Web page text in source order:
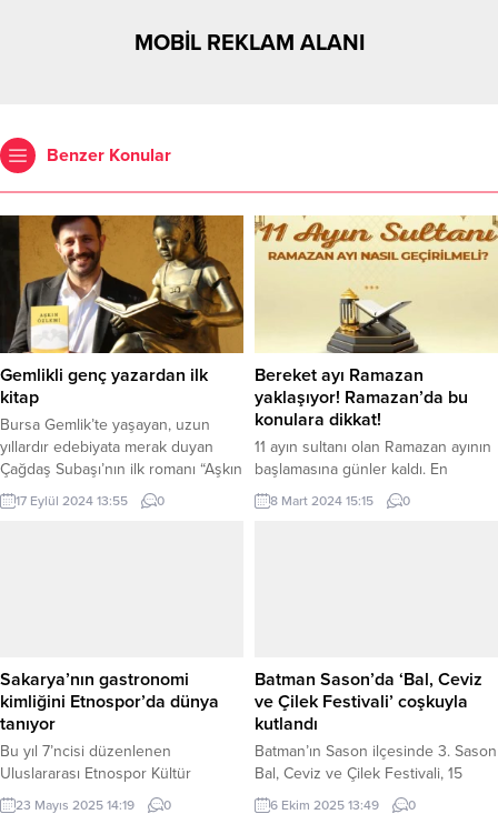
MOBİL REKLAM ALANI
Benzer Konular
Gemlikli genç yazardan ilk
kitap
Bursa Gemlik’te yaşayan, uzun
yıllardır edebiyata merak duyan
Çağdaş Subaşı’nın ilk romanı “Aşkın
Özlemi” raflardaki yerini aldı.
Yaklaşık üç yıllık çalışmanın eseri
yerini alan yazar, ilk...
17 Eylül 2024 13:55 0
Bereket ayı Ramazan
yaklaşıyor! Ramazan’da bu
konulara dikkat!
11 ayın sultanı olan Ramazan ayının
başlamasına günler kaldı. En
kıymetli üç aylardan sonuncusu
olan Ramazan-ı Şerifi en güzel
DUYSUN BURSA (İGFA) – Ramazan
ayı, ay takvimine göre 9....
8 Mart 2024 15:15 0
Sakarya’nın gastronomi
kimliğini Etnospor’da dünya
tanıyor
Bu yıl 7’ncisi düzenlenen
Uluslararası Etnospor Kültür
Festivali’nde yerini alan Büyükşehir
23 Mayıs 2025 14:19 0
Batman Sason’da ‘Bal, Ceviz
ve Çilek Festivali’ coşkuyla
kutlandı
Batman’ın Sason ilçesinde 3. Sason
Bal, Ceviz ve Çilek Festivali, 15
Temmuz Şehitler Parkı’nda büyük
6 Ekim 2025 13:49 0